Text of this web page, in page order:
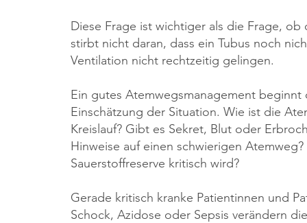
Diese Frage ist wichtiger als die Frage,
stirbt nicht daran, dass ein Tubus noch
Ventilation nicht rechtzeitig gelingen.
Ein gutes Atemwegsmanagement
Einschätzung der Situation. Wie ist die
Kreislauf? Gibt es Sekret, Blut oder
Hinweise auf einen schwierigen
Sauerstoffreserve kritisch wird?
Gerade kritisch kranke Patientinnen und
Schock, Azidose oder Sepsis verändern